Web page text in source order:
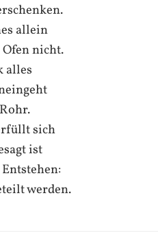
allein
nicht.
alles
sich
ist
werden.